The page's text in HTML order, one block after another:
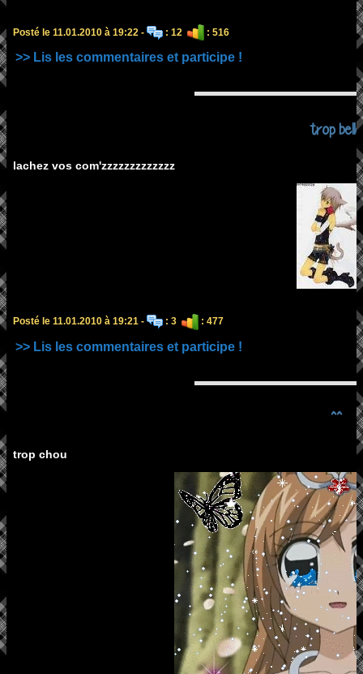
Posté le 11.01.2010 à 19:22 - : 12 : 516
>> Lis les commentaires et participe !
trop belle
lachez vos com'zzzzzzzzzzzzz
Posté le 11.01.2010 à 19:21 - : 3 : 477
>> Lis les commentaires et participe !
^^
trop chou